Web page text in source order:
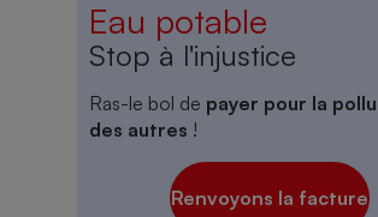
Eau potable
Stop à l'injustice
Ras-le bol de payer pour la
des autres !
Renvoyons la facture